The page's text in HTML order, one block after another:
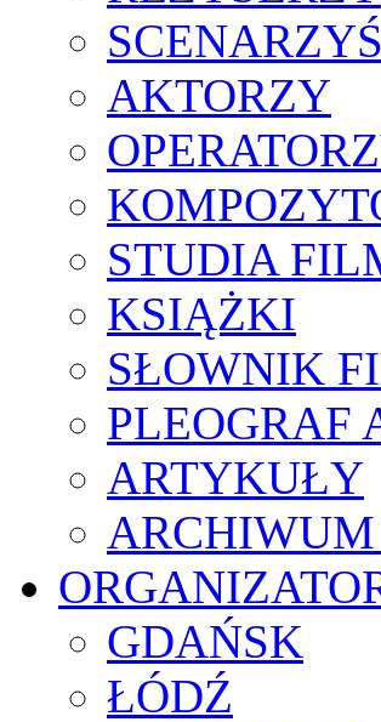
AKTORZY
STUDIA
KSIĄŻKI
SŁOWNIK
PLEOGRAF
ARTYKUŁY
GDAŃSK
ŁÓDŹ